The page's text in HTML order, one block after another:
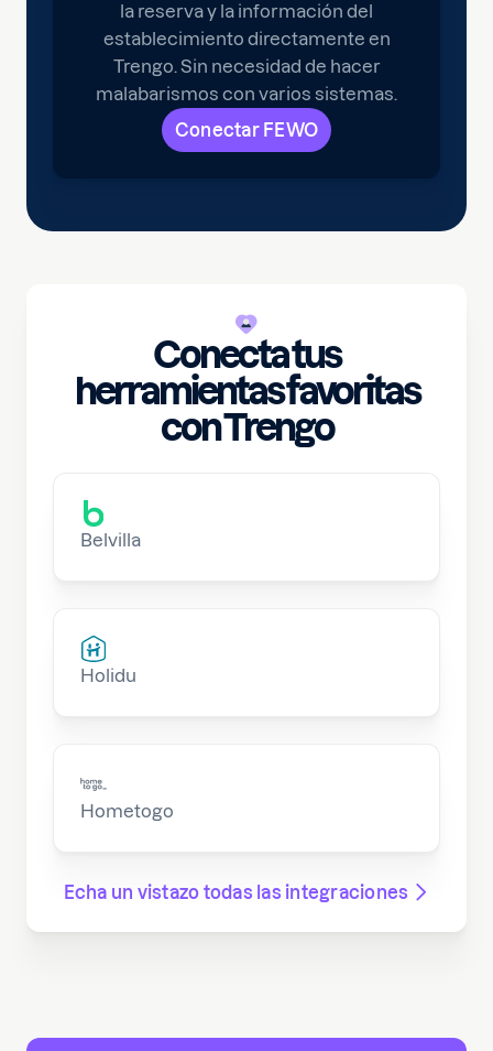
la reserva y la información del
establecimiento directamente en
Trengo. Sin necesidad de hacer
malabarismos con varios sistemas.
Conectar FEWO
Conecta tus
herramientas favoritas
con Trengo
Belvilla
Holidu
Hometogo
Echa un vistazo todas las integraciones